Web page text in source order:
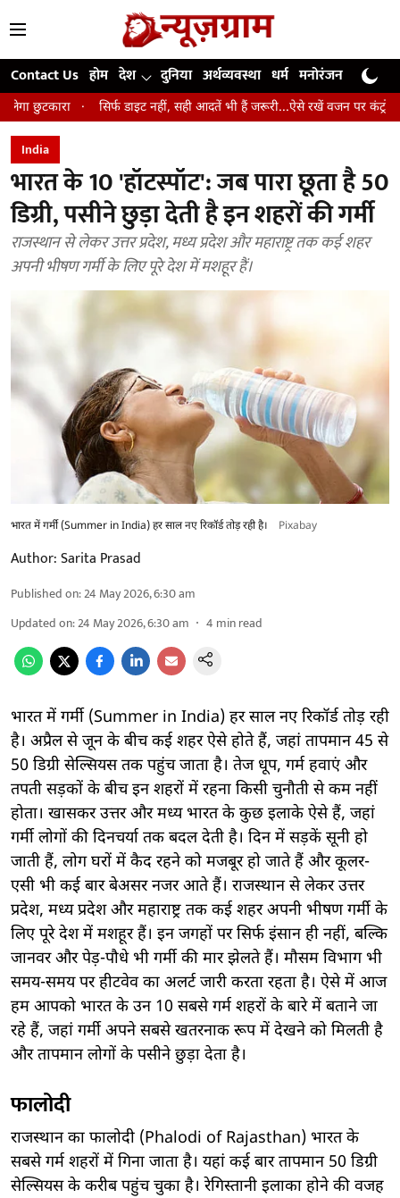
Contact Us होम देश दुनिया अर्थव्यवस्था धर्म मनोरंजन खेल
छुटकारा सिर्फ डाइट नहीं, सही आदतें भी हैं जरूरी...ऐसे रखें वजन पर कंट्रोल
India
भारत के 10 'हॉटस्पॉट': जब पारा छूता है 50
डिग्री, पसीने छुड़ा देती है इन शहरों की गर्मी
राजस्थान से लेकर उत्तर प्रदेश, मध्य प्रदेश और महाराष्ट्र तक कई शहर
अपनी भीषण गर्मी के लिए पूरे देश में मशहूर हैं।
भारत में गर्मी (Summer in India) हर साल नए रिकॉर्ड तोड़ रही है। Pixabay
Author:Sarita Prasad
Published on:24 May 2026, 6:30 am
Updated on:24 May 2026, 6:30 am 4 min read
भारत में गर्मी (Summer in India) हर साल नए रिकॉर्ड तोड़ रही
है। अप्रैल से जून के बीच कई शहर ऐसे होते हैं, जहां तापमान 45 से
50 डिग्री सेल्सियस तक पहुंच जाता है। तेज धूप, गर्म हवाएं और
तपती सड़कों के बीच इन शहरों में रहना किसी चुनौती से कम नहीं
होता। खासकर उत्तर और मध्य भारत के कुछ इलाके ऐसे हैं, जहां
गर्मी लोगों की दिनचर्या तक बदल देती है। दिन में सड़कें सूनी हो
जाती हैं, लोग घरों में कैद रहने को मजबूर हो जाते हैं और कूलर-
एसी भी कई बार बेअसर नजर आते हैं। राजस्थान से लेकर उत्तर
प्रदेश, मध्य प्रदेश और महाराष्ट्र तक कई शहर अपनी भीषण गर्मी के
लिए पूरे देश में मशहूर हैं। इन जगहों पर सिर्फ इंसान ही नहीं, बल्कि
जानवर और पेड़-पौधे भी गर्मी की मार झेलते हैं। मौसम विभाग भी
समय-समय पर हीटवेव का अलर्ट जारी करता रहता है। ऐसे में आज
हम आपको भारत के उन 10 सबसे गर्म शहरों के बारे में बताने जा
रहे हैं, जहां गर्मी अपने सबसे खतरनाक रूप में देखने को मिलती है
और तापमान लोगों के पसीने छुड़ा देता है।
फालोदी
राजस्थान का फालोदी (Phalodi of Rajasthan) भारत के
सबसे गर्म शहरों में गिना जाता है। यहां कई बार तापमान 50 डिग्री
सेल्सियस के करीब पहुंच चुका है। रेगिस्तानी इलाका होने की वजह